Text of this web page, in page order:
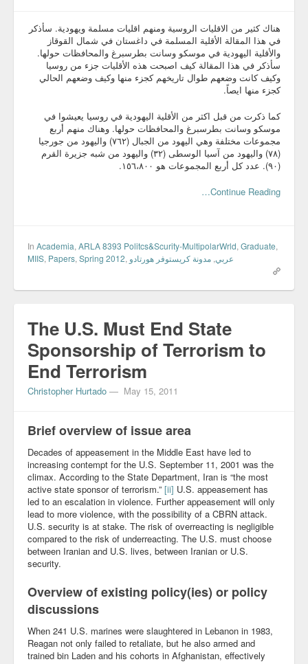
هناك كثير من الاقليات الروسية ومنهم اقليات مسلمة ويهودية. سأذكر
في هذا المقالة الأقلية المسلمة في داغستان في شمال القوقاز
والأقلية اليهودية في موسكو وسانت بطرسبرغ والمحافظات حولها.
سأذكر في هذا المقالة كيف اصبحت هذه الأقليات جزء من روسيا
وكيف كانت وضعهم طوال تاريخهم كجزء منها وكيف وضعهم الحالي
كجزء منها ايصاً.
كما ذكرت من قبل اكثر من الأقلية اليهودية في روسيا يعيشوا في
موسكو وسانت بطرسبرغ والمحافظات حولها. وهناك منهم أربع
مجموعات مختلفة وهي اليهود من الجبال (٧٦٢) واليهود من جورجيا
(٧٨) واليهود من آسيا الوسطى (٣٢) واليهود من شبه جزيرة القرم
(٩٠). عدد كل أربع المجموعات هو ١٥٦،٨٠٠.
Continue Reading…
In Academia, ARLA 8393 Politcs&Scurity-MultipolarWrld, Graduate,
MIIS, Papers, Spring 2012, عربي, مدونة كريستوفر هورتادو
The U.S. Must End State
Sponsorship of Terrorism to
End Terrorism
Christopher Hurtado — May 15, 2011
Brief overview of issue area
Decades of appeasement in the Middle East have led to
increasing contempt for the U.S. September 11, 2001 was the
climax. According to the State Department, Iran is “the most
active state sponsor of terrorism.” [ii] U.S. appeasement has
led to an escalation in violence. Further appeasement will only
lead to more violence, with the possibility of a CBRN attack.
U.S. security is at stake. The risk of overreacting is negligible
compared to the risk of underreacting. The U.S. must choose
between Iranian and U.S. lives, between Iranian or U.S.
security.
Overview of existing policy(ies) or policy
discussions
When 241 U.S. marines were slaughtered in Lebanon in 1983,
Reagan not only failed to retaliate, but he also armed and
trained bin Laden and his cohorts in Afghanistan, effectively